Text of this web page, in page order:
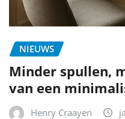
NIEUWS
Minder spullen,
van een
Henry Craayen